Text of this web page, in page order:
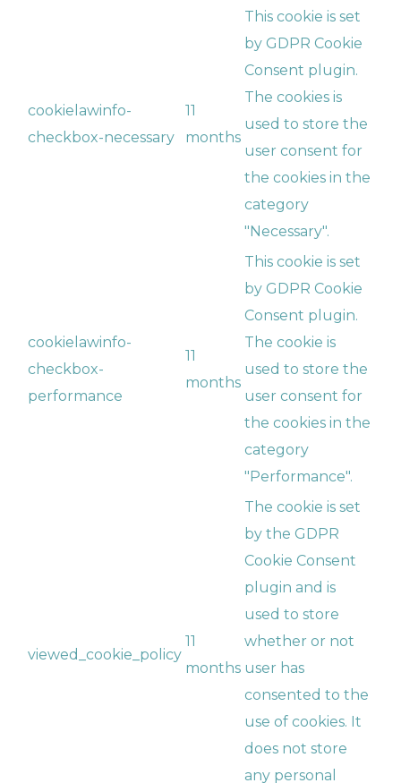
cookielawinfo-
checkbox-necessary
11
months
This cookie is set
by GDPR Cookie
Consent plugin.
The cookies is
used to store the
user consent for
the cookies in the
category
"Necessary".
cookielawinfo-
checkbox-
performance
11
months
This cookie is set
by GDPR Cookie
Consent plugin.
The cookie is
used to store the
user consent for
the cookies in the
category
"Performance".
viewed_cookie_policy
11
months
The cookie is set
by the GDPR
Cookie Consent
plugin and is
used to store
whether or not
user has
consented to the
use of cookies. It
does not store
any personal